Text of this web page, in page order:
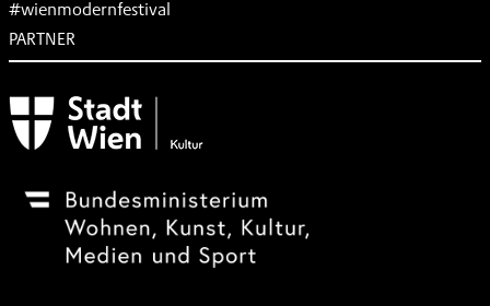
#wienmodernfestival
PARTNER
Subventionsgeber